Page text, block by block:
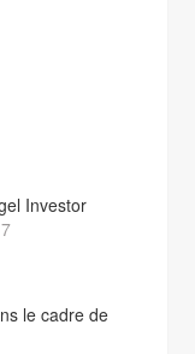
Investor
le cadre de